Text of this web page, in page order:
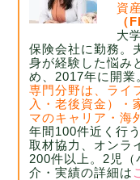
資
（
大
保険会社に勤務。
身が経験した悩み
め、2017年に開業
専門分野は、ライ
入・老後資金）・
マのキャリア・海
年間100件近く行
取材協力、 オンラ
200件以上。2児（
介・実績の詳細は